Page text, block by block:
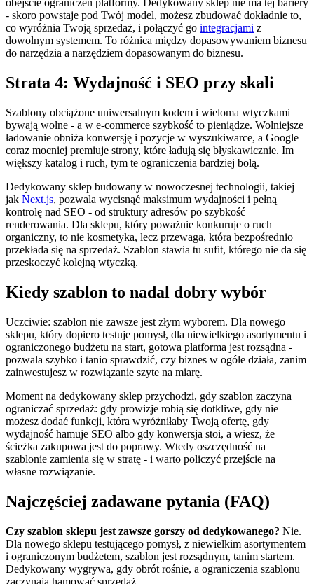
obejście ograniczeń platformy. Dedykowany sklep nie ma tej bariery
- skoro powstaje pod Twój model, możesz zbudować dokładnie to,
co wyróżnia Twoją sprzedaż, i połączyć go integracjami z
dowolnym systemem. To różnica między dopasowywaniem biznesu
do narzędzia a narzędziem dopasowanym do biznesu.
Strata 4: Wydajność i SEO przy skali
Szablony obciążone uniwersalnym kodem i wieloma wtyczkami
bywają wolne - a w e-commerce szybkość to pieniądze. Wolniejsze
ładowanie obniża konwersję i pozycje w wyszukiwarce, a Google
coraz mocniej premiuje strony, które ładują się błyskawicznie. Im
większy katalog i ruch, tym te ograniczenia bardziej bolą.
Dedykowany sklep budowany w nowoczesnej technologii, takiej
jak Next.js, pozwala wycisnąć maksimum wydajności i pełną
kontrolę nad SEO - od struktury adresów po szybkość
renderowania. Dla sklepu, który poważnie konkuruje o ruch
organiczny, to nie kosmetyka, lecz przewaga, która bezpośrednio
przekłada się na sprzedaż. Szablon stawia tu sufit, którego nie da się
przeskoczyć kolejną wtyczką.
Kiedy szablon to nadal dobry wybór
Uczciwie: szablon nie zawsze jest złym wyborem. Dla nowego
sklepu, który dopiero testuje pomysł, dla niewielkiego asortymentu i
ograniczonego budżetu na start, gotowa platforma jest rozsądna -
pozwala szybko i tanio sprawdzić, czy biznes w ogóle działa, zanim
zainwestujesz w rozwiązanie szyte na miarę.
Moment na dedykowany sklep przychodzi, gdy szablon zaczyna
ograniczać sprzedaż: gdy prowizje robią się dotkliwe, gdy nie
możesz dodać funkcji, która wyróżniłaby Twoją ofertę, gdy
wydajność hamuje SEO albo gdy konwersja stoi, a wiesz, że
ścieżka zakupowa jest do poprawy. Wtedy oszczędność na
szablonie zamienia się w stratę - i warto policzyć przejście na
własne rozwiązanie.
Najczęściej zadawane pytania (FAQ)
Czy szablon sklepu jest zawsze gorszy od dedykowanego? Nie.
Dla nowego sklepu testującego pomysł, z niewielkim asortymentem
i ograniczonym budżetem, szablon jest rozsądnym, tanim startem.
Dedykowany wygrywa, gdy obrót rośnie, a ograniczenia szablonu
zaczynają hamować sprzedaż.